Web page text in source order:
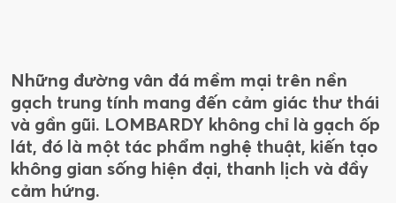
Những đường vân đá mềm mại trên nền
gạch trung tính mang đến cảm giác thư thái
và gần gũi. LOMBARDY không chỉ là gạch ốp
lát, đó là một tác phẩm nghệ thuật, kiến tạo
không gian sống hiện đại, thanh lịch và đầy
cảm hứng.